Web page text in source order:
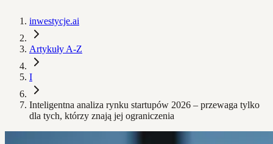
inwestycje.ai
Artykuły A-Z
I
Inteligentna analiza rynku startupów 2026 – przewaga tylko
dla tych, którzy znają jej ograniczenia